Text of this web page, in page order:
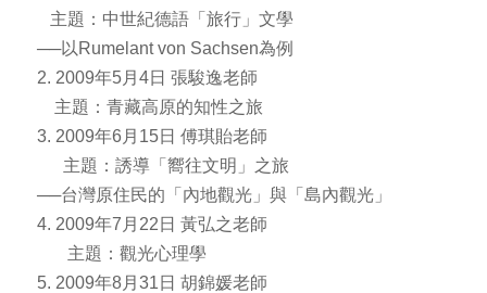
主題：中世紀德語「旅行」文學
──以Rumelant von Sachsen為例
2. 2009年5月4日 張駿逸老師
主題：青藏高原的知性之旅
3. 2009年6月15日 傅琪貽老師
主題：誘導「嚮往文明」之旅
──台灣原住民的「內地觀光」與「島內觀光」
4. 2009年7月22日 黃弘之老師
主題：觀光心理學
5. 2009年8月31日 胡錦媛老師